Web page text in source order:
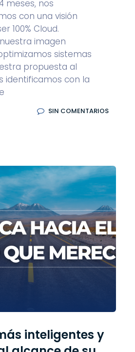
meses, nos
con una visión
100% Cloud.
imagen
sistemas
propuesta al
identificamos con la
SIN COMENTARIOS
inteligentes y